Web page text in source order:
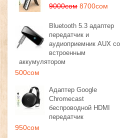
9000сом 8700сом
Bluetooth 5.3 адаптер
передатчик и
аудиоприемник AUX со
встроенным
аккумулятором
500сом
Адаптер Google
Chromecast
беспроводной HDMI
передатчик
950сом